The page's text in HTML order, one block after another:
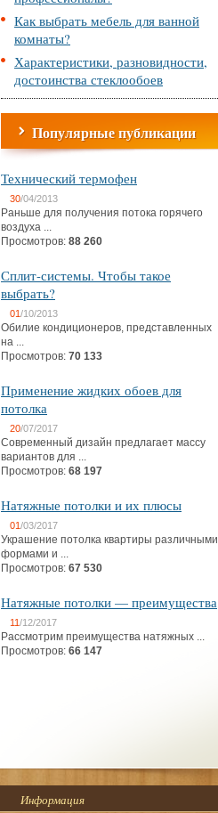
Как выбрать мебель для ванной
комнаты?
Характеристики, разновидности,
достоинства стеклообоев
Популярные публикации
Технический термофен
30/04/2013
Раньше для получения потока горячего
воздуха ...
Просмотров: 88 260
Сплит-системы. Чтобы такое
выбрать?
01/10/2013
Обилие кондиционеров, представленных
на ...
Просмотров: 70 133
Применение жидких обоев для
потолка
20/07/2017
Современный дизайн предлагает массу
вариантов для ...
Просмотров: 68 197
Натяжные потолки и их плюсы
01/03/2017
Украшение потолка квартиры различными
формами и ...
Просмотров: 67 530
Натяжные потолки — преимущества
11/12/2017
Рассмотрим преимущества натяжных ...
Просмотров: 66 147
Информация